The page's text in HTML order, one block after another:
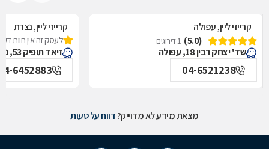
קרייזי ליין, עפולה
(5.0)
1 דירוגים
שד' יצחק רבין 18, עפולה
04-6521238
קרייזי ליין, נצרת
לעסק זה אין חוות
זיאד תופיק 53, נצרת
6452883
מצאת מידע לא מדוייק?דווח על טעות